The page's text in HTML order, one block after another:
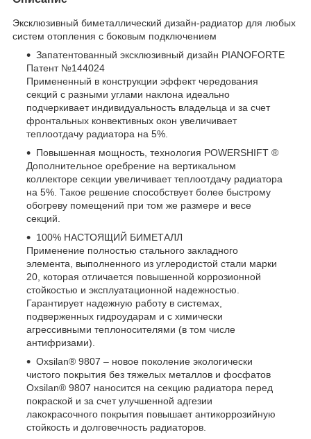
Эксклюзивный биметаллический дизайн-радиатор для любых
систем отопления с боковым подключением
Запатентованный эксклюзивный дизайн PIANOFORTE
Патент №144024
Примененный в конструкции эффект чередования
секций с разными углами наклона идеально
подчеркивает индивидуальность владельца и за счет
фронтальных конвективных окон увеличивает
теплоотдачу радиатора на 5%.
Повышенная мощность, технология POWERSHIFT ®
Дополнительное оребрение на вертикальном
коллекторе секции увеличивает теплоотдачу радиатора
на 5%. Такое решение способствует более быстрому
обогреву помещений при том же размере и весе
секций.
100% НАСТОЯЩИЙ БИМЕТАЛЛ
Применение полностью стального закладного
элемента, выполненного из углеродистой стали марки
20, которая отличается повышенной коррозионной
стойкостью и эксплуатационной надежностью.
Гарантирует надежную работу в системах,
подверженных гидроударам и с химически
агрессивными теплоносителями (в том числе
антифризами).
Oxsilan® 9807 – новое поколение экологически
чистого покрытия без тяжелых металлов и фосфатов
Oxsilan® 9807 наносится на секцию радиатора перед
покраской и за счет улучшенной адгезии
лакокрасочного покрытия повышает антикоррозийную
стойкость и долговечность радиаторов.